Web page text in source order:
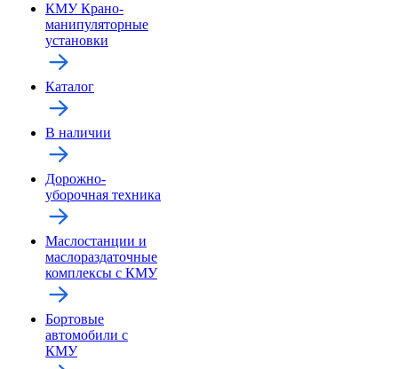
КМУ Крано-
манипуляторные
установки
Каталог
В наличии
Дорожно-
уборочная техника
Маслостанции и
маслораздаточные
комплексы с КМУ
Бортовые
автомобили с
КМУ